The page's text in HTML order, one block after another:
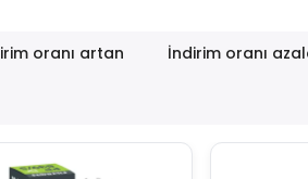
oranı artan İndirim oranı